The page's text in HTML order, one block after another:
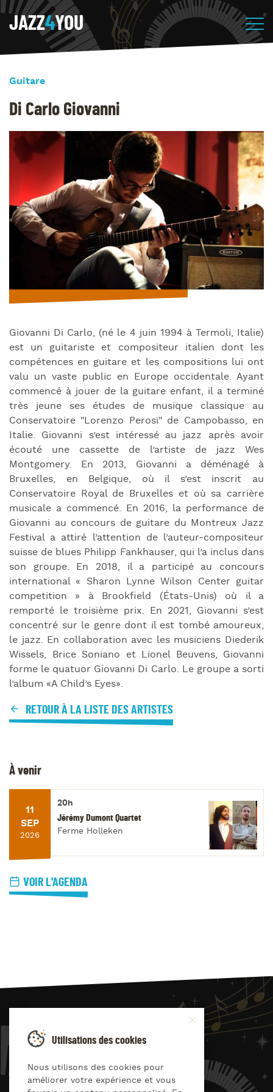
JAZZ4YOU
Guitare
Di Carlo Giovanni
Giovanni Di Carlo, (né le 4 juin 1994 à Termoli, Italie)
est un guitariste et compositeur italien dont les
compétences en guitare et les compositions lui ont
valu un vaste public en Europe occidentale. Ayant
commencé à jouer de la guitare enfant, il a terminé
très jeune ses études de musique classique au
Conservatoire "Lorenzo Perosi" de Campobasso, en
Italie. Giovanni s’est intéressé au jazz après avoir
écouté une cassette de l’artiste de jazz Wes
Montgomery. En 2013, Giovanni a déménagé à
Bruxelles, en Belgique, où il s’est inscrit au
Conservatoire Royal de Bruxelles et où sa carrière
musicale a commencé. En 2016, la performance de
Giovanni au concours de guitare du Montreux Jazz
Festival a attiré l’attention de l’auteur-compositeur
suisse de blues Philipp Fankhauser, qui l’a inclus dans
son groupe. En 2018, il a participé au concours
international « Sharon Lynne Wilson Center guitar
competition » à Brookfield (États-Unis) où il a
remporté le troisième prix. En 2021, Giovanni s’est
concentré sur le genre dont il est tombé amoureux,
le jazz. En collaboration avec les musiciens Diederik
Wissels, Brice Soniano et Lionel Beuvens, Giovanni
forme le quatuor Giovanni Di Carlo. Le groupe a sorti
l’album «A Child’s Eyes».
RETOUR À LA LISTE DES ARTISTES
À venir
11
SEP
2026
20h
Jérémy Dumont Quartet
Ferme Holleken
VOIR L'AGENDA
JAZZ4
Utilisations des cookies
Nous utilisons des cookies pour
améliorer votre expérience et vous